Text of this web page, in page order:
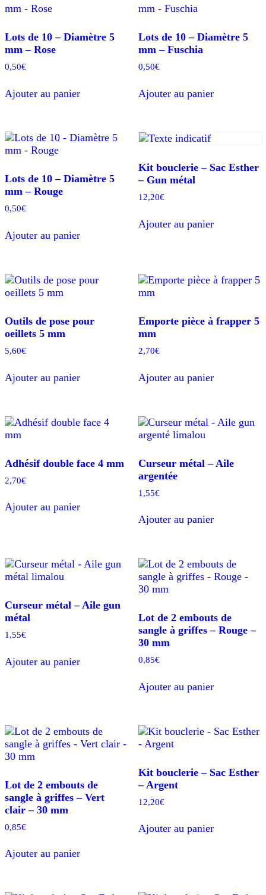
Lots de 10 – Diamètre 5
mm – Rose
0,50€
Ajouter au panier
Lots de 10 – Diamètre 5
mm – Fuschia
0,50€
Ajouter au panier
Lots de 10 – Diamètre 5
mm – Rouge
0,50€
Ajouter au panier
Kit bouclerie – Sac Esther
– Gun métal
12,20€
Ajouter au panier
Outils de pose pour
oeillets 5 mm
5,60€
Ajouter au panier
Emporte pièce à frapper 5
mm
2,70€
Ajouter au panier
Adhésif double face 4 mm
2,70€
Ajouter au panier
Curseur métal – Aile
argentée
1,55€
Ajouter au panier
Curseur métal – Aile gun
métal
1,55€
Ajouter au panier
Lot de 2 embouts de
sangle à griffes – Rouge –
30 mm
0,85€
Ajouter au panier
Lot de 2 embouts de
sangle à griffes – Vert
clair – 30 mm
0,85€
Ajouter au panier
Kit bouclerie – Sac Esther
– Argent
12,20€
Ajouter au panier